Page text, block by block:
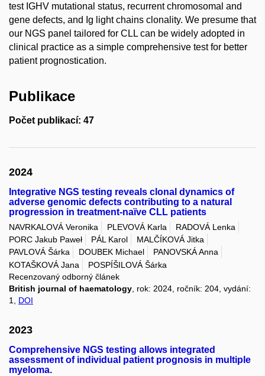
test IGHV mutational status, recurrent chromosomal and
gene defects, and Ig light chains clonality. We presume that
our NGS panel tailored for CLL can be widely adopted in
clinical practice as a simple comprehensive test for better
patient prognostication.
Publikace
Počet publikací: 47
2024
Integrative NGS testing reveals clonal dynamics of
adverse genomic defects contributing to a natural
progression in treatment-naïve CLL patients
NAVRKALOVÁ Veronika PLEVOVÁ Karla
RADOVÁ Lenka
PORC Jakub Paweł
PÁL Karol
MALČÍKOVÁ Jitka
PAVLOVÁ Šárka
DOUBEK Michael
PANOVSKÁ Anna
KOTAŠKOVÁ Jana
POSPÍŠILOVÁ Šárka
Recenzovaný odborný článek
British journal of haematology , rok: 2024, ročník: 204, vydání:
1, DOI
2023
Comprehensive NGS testing allows integrated
assessment of individual patient prognosis in multiple
myeloma.